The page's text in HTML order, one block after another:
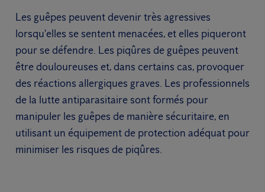
Les guêpes peuvent devenir très agressives
lorsqu'elles se sentent menacées, et elles piqueront
pour se défendre. Les piqûres de guêpes peuvent
être douloureuses et, dans certains cas, provoquer
des réactions allergiques graves. Les professionnels
de la lutte antiparasitaire sont formés pour
manipuler les guêpes de manière sécuritaire, en
utilisant un équipement de protection adéquat pour
minimiser les risques de piqûres.